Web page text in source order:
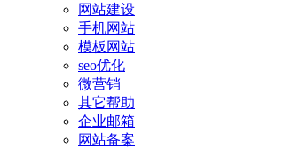
网站建设
手机网站
模板网站
seo优化
微营销
其它帮助
企业邮箱
网站备案